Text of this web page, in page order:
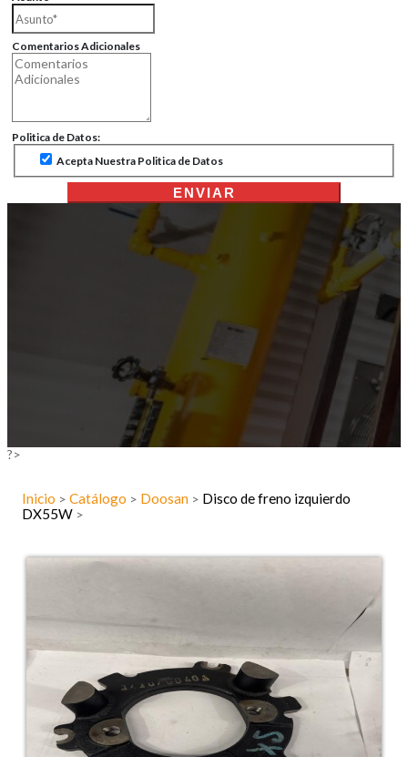
Comentarios Adicionales
Politica de Datos:
Acepta Nuestra Politica de Datos
ENVIAR
?>
Inicio > Catálogo > Doosan > Disco de freno izquierdo
DX55W >